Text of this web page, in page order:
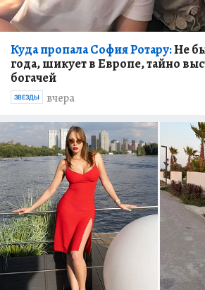
Куда пропала София Ротару:Не
года, шикует в Европе, тайно
богачей
вчера
ЗВЕЗДЫ